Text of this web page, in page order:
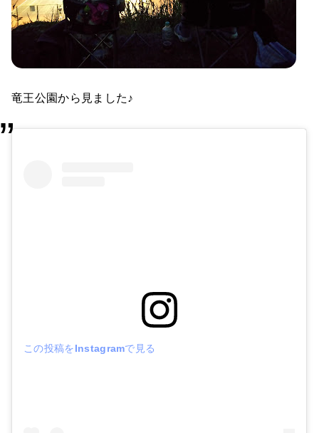
竜王公園から見ました♪
この投稿をInstagramで見る